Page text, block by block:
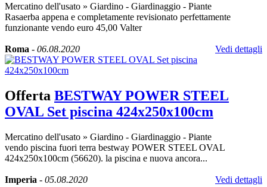
Mercatino dell'usato » Giardino - Giardinaggio - Piante
Rasaerba appena e completamente revisionato perfettamente
funzionante vendo euro 45,00 Valter
Roma - 06.08.2020 Vedi dettagli
Offerta BESTWAY POWER STEEL
OVAL Set piscina 424x250x100cm
Mercatino dell'usato » Giardino - Giardinaggio - Piante
vendo piscina fuori terra bestway POWER STEEL OVAL
424x250x100cm (56620). la piscina e nuova ancora...
Imperia - 05.08.2020 Vedi dettagli